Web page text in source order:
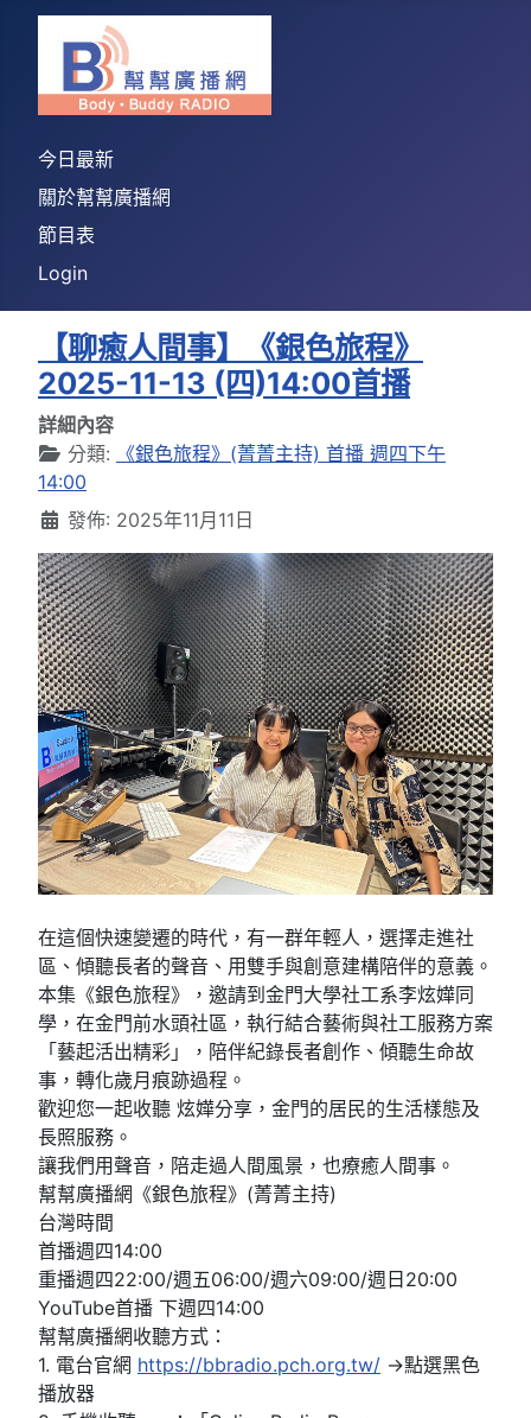
今日最新
關於幫幫廣播網
節目表
Login
【聊癒人間事】《銀色旅程》
2025-11-13 (四)14:00首播
詳細內容
分類:
《銀色旅程》(菁菁主持) 首播 週四下午
14:00
發佈: 2025年11月11日
在這個快速變遷的時代，有一群年輕人，選擇走進社
區、傾聽長者的聲音、用雙手與創意建構陪伴的意義。
本集《銀色旅程》，邀請到金門大學社工系李炫嬅同
學，在金門前水頭社區，執行結合藝術與社工服務方案
「藝起活出精彩」，陪伴紀錄長者創作、傾聽生命故
事，轉化歲月痕跡過程。
歡迎您一起收聽 炫嬅分享，金門的居民的生活樣態及
長照服務。
讓我們用聲音，陪走過人間風景，也療癒人間事。
幫幫廣播網《銀色旅程》(菁菁主持)
台灣時間
首播週四14:00
重播週四22:00/週五06:00/週六09:00/週日20:00
YouTube首播 下週四14:00
幫幫廣播網收聽方式：
1. 電台官網 https://bbradio.pch.org.tw/ →點選黑色
播放器